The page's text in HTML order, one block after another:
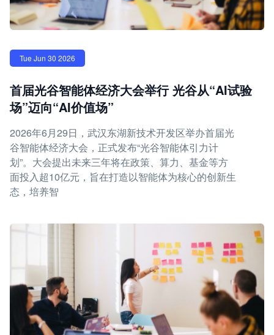
Tue Jun 30 2026
首届光谷智能体经济大会举行 光谷从“AI试验
场”迈向“AI价值场”
2026年6月29日，武汉东湖新技术开发区举办首届光
谷智能体经济大会，正式发布“光谷智能体引力计
划”。大会提出未来三年将在政策、算力、基金等方
面投入超10亿元，旨在打造以智能体为核心的创新生
态，培养智